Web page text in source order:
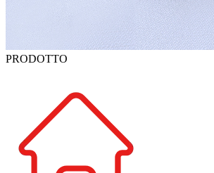
PRODOTTO